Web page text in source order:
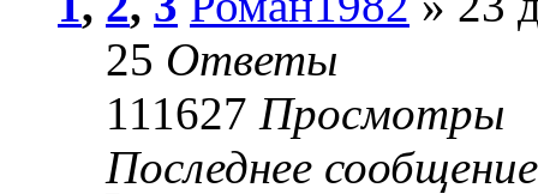
25 Ответы
111627 Просмотры
Последнее